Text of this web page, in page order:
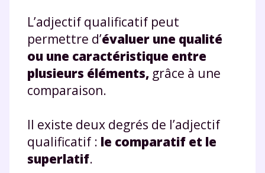
L’adjectif qualificatif peut
permettre d’évaluer une qualité
ou une caractéristique entre
plusieurs éléments, grâce à une
comparaison.
Il existe deux degrés de l’adjectif
qualificatif : le comparatif et le
superlatif.